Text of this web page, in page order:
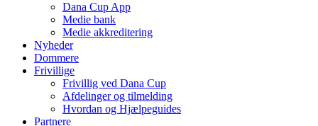
Dana Cup App
Medie bank
Medie akkreditering
Nyheder
Dommere
Frivillige
Frivillig ved Dana Cup
Afdelinger og tilmelding
Hvordan og Hjælpeguides
Partnere